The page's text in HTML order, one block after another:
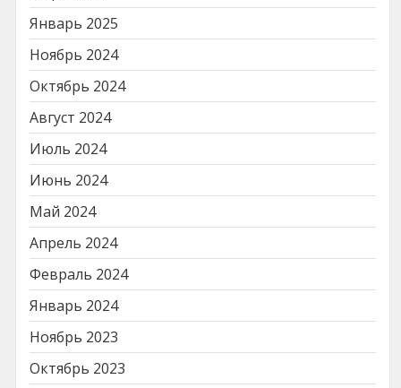
Январь 2025
Ноябрь 2024
Октябрь 2024
Август 2024
Июль 2024
Июнь 2024
Май 2024
Апрель 2024
Февраль 2024
Январь 2024
Ноябрь 2023
Октябрь 2023